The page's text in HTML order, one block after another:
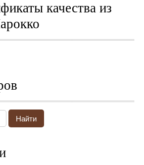
качества из
Найти